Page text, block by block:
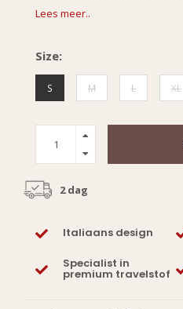
Lees meer..
Size:
S M L XL
2 dag
Italiaans design
Specialist in
premium travelstof